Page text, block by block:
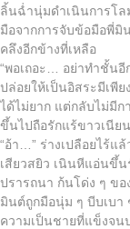
ลิ้นฉ่ำนุ่มดำเนินการโล
มือจากการจับข้อมือพี่
คลึงอีกข้างที่เหลือ
“พอเถอะ… อย่าทำชั้น
ปล่อยให้เป็นอิสระมีเพี
ได้ไม่ยาก แต่กลับไม่มี
ขึ้นไปถือรักแร้ขาวเนียน
“อ้า…” ร่างเปลือยไร้แ
เสียวสยิว เนินหีแอ่นขึ้
ปรารถนา ก้นโด่ง ๆ ขอ
มินต์ถูกมือนุ่ม ๆ บีบเบา
ความเป็นชายที่แข็งจน